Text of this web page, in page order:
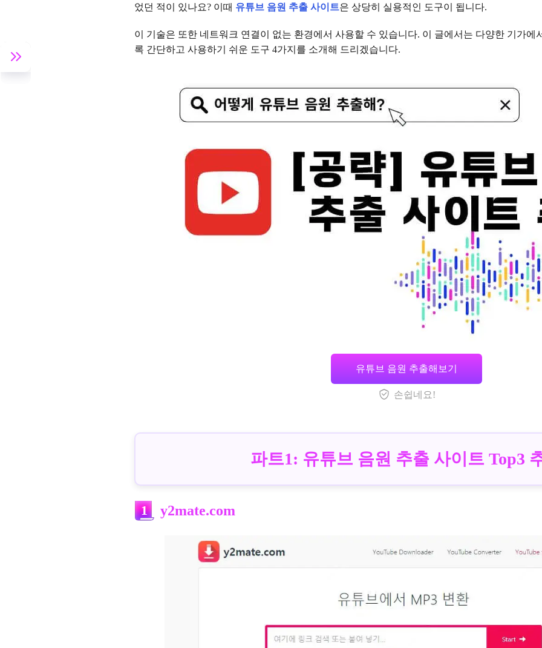
었던 적이 있나요? 이때 유튜브 음원 추출 사이트은 상당히 실용적인 도구이 됩니다.
이 기술은 또한 네트워크 연결이 없는 환경에서 사용할 수 있습니다. 이 글에서는 다양한 기가에
록 간단하고 사용하기 쉬운 도구 4가지를 소개해 드리겠습니다.
유튜브 음원 추출해보기
손쉽네요!
파트1: 유튜브 음원 추출 사이트 Top3
1 y2mate.com